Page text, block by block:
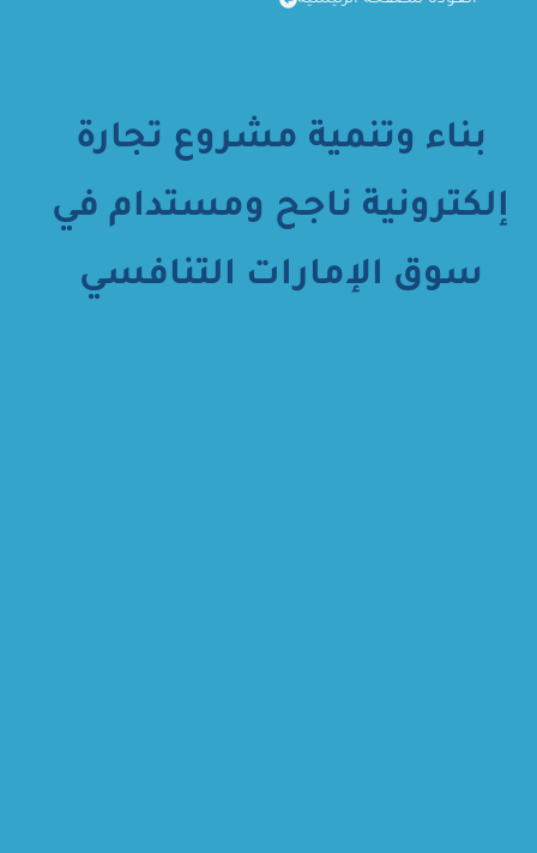
بناء وتنمية مشروع تجارة
إلكترونية ناجح ومستدام في
سوق الإمارات التنافسي